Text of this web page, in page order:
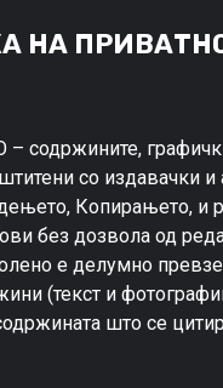
НА
– содржините,
со издавачки и
Копирањето, и
без дозвола од
е делумно
(текст и
што се